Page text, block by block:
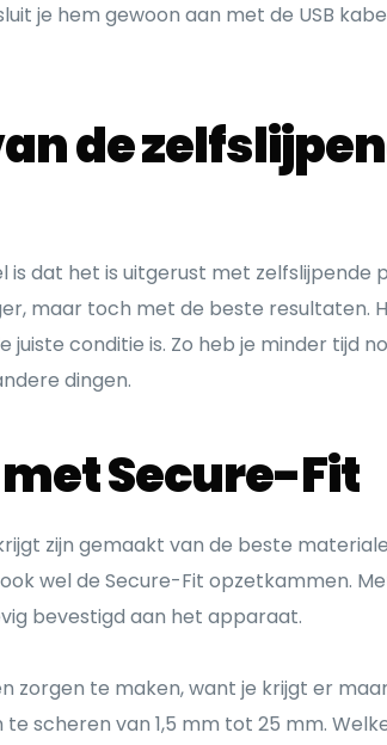
je hem gewoon aan met de USB
de
dat het is uitgerust met zelfslijpende
maar toch met de beste resultaten.
conditie is. Zo heb je minder tijd
dingen.
Secure-Fit
zijn gemaakt van de beste
wel de Secure-Fit opzetkammen.
bevestigd aan het apparaat.
zorgen te maken, want je krijgt er
scheren van 1,5 mm tot 25 mm.